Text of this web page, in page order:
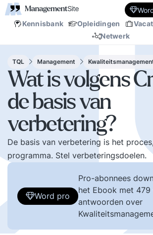
Kennisbank Opleidingen
Netwerk
TQL Management
Wat is volgens
de basis van
verbetering?
De basis van verbetering is het
programma. Stel verbeteringsdoelen.
Word pro
Pro-abonnees
het Ebook met 479
antwoorden over